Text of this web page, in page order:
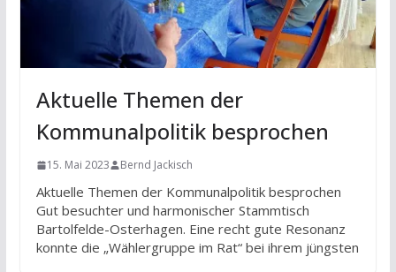
Aktuelle Themen der
Kommunalpolitik besprochen
15. Mai 2023 Bernd Jackisch
Aktuelle Themen der Kommunalpolitik besprochen
Gut besuchter und harmonischer Stammtisch
Bartolfelde-Osterhagen. Eine recht gute Resonanz
konnte die „Wählergruppe im Rat“ bei ihrem jüngsten